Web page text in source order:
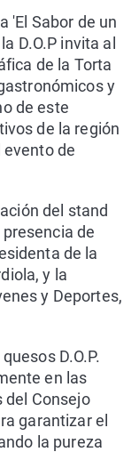
'El Sabor de un
D.O.P invita al
de la Torta
y
de este
de la región
evento de
del stand
de
de la
y la
y Deportes,
D.O.P.
en las
del Consejo
garantizar el
la pureza